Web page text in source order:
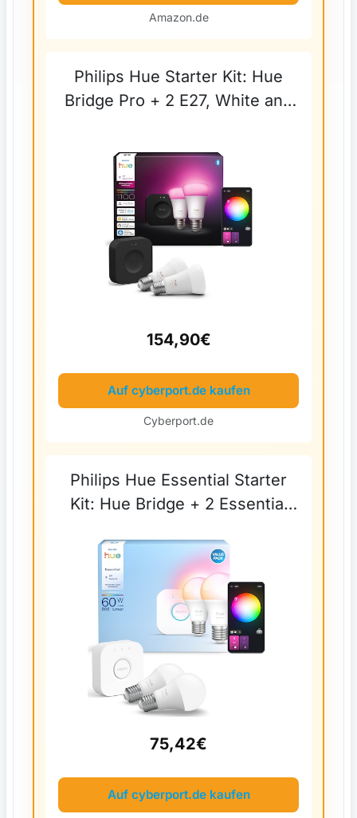
Amazon.de
Philips Hue Starter Kit: Hue
Bridge Pro + 2 E27, White and
mit gängigen Smart-Home-
Assistenten
154,90€
Auf cyberport.de kaufen
Cyberport.de
Philips Hue Essential Starter
Kit: Hue Bridge + 2 Essential
Color Ambiance, 2200K-
6500K, kompatibel mit
gängigen...
75,42€
Auf cyberport.de kaufen